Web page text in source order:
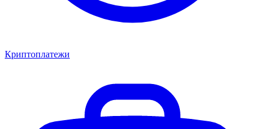
Криптоплатежи